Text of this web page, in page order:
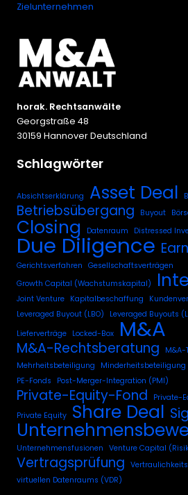
Zielunternehmen
horak. Rechtsanwälte
Georgstraße 48
30159 Hannover Deutschland
Schlagwörter
Absichtserklärung Asset Deal
Betriebsübergang Buyout
Closing Datenraum Distressed
Due Diligence
Gerichtsverfahren Gesellschaftsverträgen
Growth Capital (Wachstumskapital)
Joint Venture Kapitalbeschaffung
Leveraged Buyout (LBO)
Leveraged Buyouts
Lieferverträge Locked-Box M&A
M&A-Rechtsberatung
M&A-
Mehrheitsbeteiligung
Minderheitsbeteiligung
PE-Fonds
Post-Merger-Integration (PMI)
Private-Equity-Fond
Private-
Private Equity Share Deal
Unternehmensfusionen Venture Capital
Vertragsprüfung
virtuellen Datenraums (VDR)